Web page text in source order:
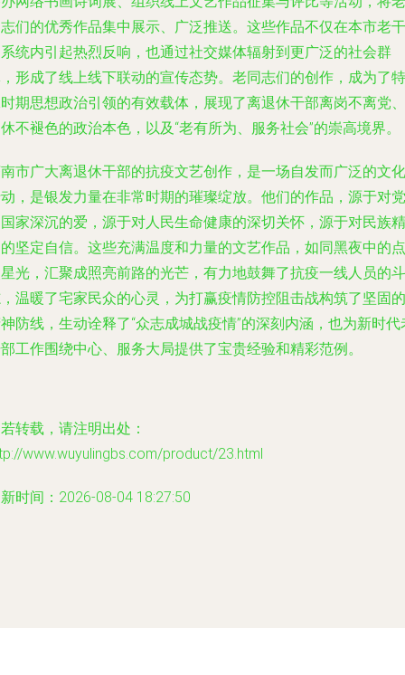
们的优秀作品集中展示、广泛推送。这些作品不仅在本市老干
统内引起热烈反响，也通过社交媒体辐射到更广泛的社会群
形成了线上线下联动的宣传态势。老同志们的创作，成为了特
期思想政治引领的有效载体，展现了离退休干部离岗不离党、
不褪色的政治本色，以及“老有所为、服务社会”的崇高境界。
市广大离退休干部的抗疫文艺创作，是一场自发而广泛的文化
，是银发力量在非常时期的璀璨绽放。他们的作品，源于对党
家深沉的爱，源于对人民生命健康的深切关怀，源于对民族精
坚定自信。这些充满温度和力量的文艺作品，如同黑夜中的点
光，汇聚成照亮前路的光芒，有力地鼓舞了抗疫一线人员的斗
温暖了宅家民众的心灵，为打赢疫情防控阻击战构筑了坚固的
防线，生动诠释了“众志成城战疫情”的深刻内涵，也为新时代
工作围绕中心、服务大局提供了宝贵经验和精彩范例。
转载，请注明出处：
www.wuyulingbs.com/product/23.html
时间：2026-08-04 18:27:50